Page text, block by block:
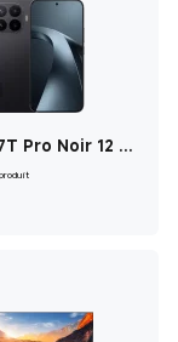
€
Pro Noir 12 GO